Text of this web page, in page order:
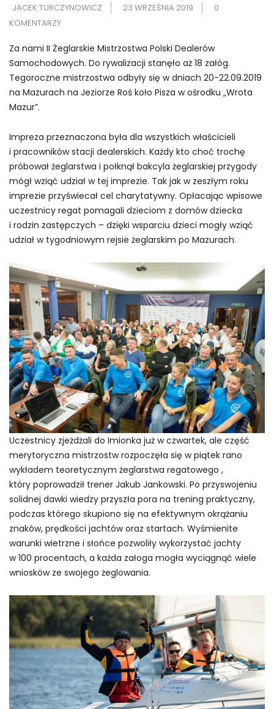
JACEK TURCZYNOWICZ 23 WRZEŚNIA 2019
0
KOMENTARZY
Za nami II Żeglarskie Mistrzostwa Polski Dealerów
Samochodowych. Do rywalizacji stanęło aż 18 załóg.
Tegoroczne mistrzostwa odbyły się w dniach 20-22.09.2019
na Mazurach na Jeziorze Roś koło Pisza w ośrodku „Wrota
Mazur”.
Impreza przeznaczona była dla wszystkich właścicieli
i pracowników stacji dealerskich. Każdy kto choć trochę
próbował żeglarstwa i połknął bakcyla żeglarskiej przygody
mógł wziąć udział w tej imprezie. Tak jak w zeszłym roku
imprezie przyświecał cel charytatywny. Opłacając wpisowe
uczestnicy regat pomagali dzieciom z domów dziecka
i rodzin zastępczych – dzięki wsparciu dzieci mogły wziąć
udział w tygodniowym rejsie żeglarskim po Mazurach.
Uczestnicy zjeżdżali do Imionka już w czwartek, ale część
merytoryczna mistrzostw rozpoczęła się w piątek rano
wykładem teoretycznym żeglarstwa regatowego ,
który poprowadził trener Jakub Jankowski. Po przyswojeniu
solidnej dawki wiedzy przyszła pora na trening praktyczny,
podczas którego skupiono się na efektywnym okrążaniu
znaków, prędkości jachtów oraz startach. Wyśmienite
warunki wietrzne i słońce pozwoliły wykorzystać jachty
w 100 procentach, a każda załoga mogła wyciągnąć wiele
wniosków ze swojego żeglowania.